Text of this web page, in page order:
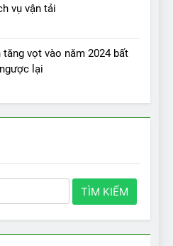
vụ vận tải
vọt vào năm 2024 bất
lại